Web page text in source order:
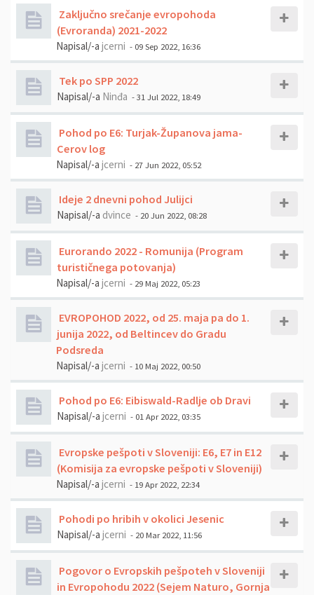
Zaključno srečanje evropohoda
(Evroranda) 2021-2022
Napisal/-a jcerni - 09 Sep 2022, 16:36
Tek po SPP 2022
Napisal/-a Ninđa - 31 Jul 2022, 18:49
Pohod po E6: Turjak-Županova jama-
Cerov log
Napisal/-a jcerni - 27 Jun 2022, 05:52
Ideje 2 dnevni pohod Julijci
Napisal/-a dvince - 20 Jun 2022, 08:28
Eurorando 2022 - Romunija (Program
turističnega potovanja)
Napisal/-a jcerni - 29 Maj 2022, 05:23
EVROPOHOD 2022, od 25. maja pa do 1.
junija 2022, od Beltincev do Gradu
Podsreda
Napisal/-a jcerni - 10 Maj 2022, 00:50
Pohod po E6: Eibiswald-Radlje ob Dravi
Napisal/-a jcerni - 01 Apr 2022, 03:35
Evropske pešpoti v Sloveniji: E6, E7 in E12
(Komisija za evropske pešpoti v Sloveniji)
Napisal/-a jcerni - 19 Apr 2022, 22:34
Pohodi po hribih v okolici Jesenic
Napisal/-a jcerni - 20 Mar 2022, 11:56
Pogovor o Evropskih pešpoteh v Sloveniji
in Evropohodu 2022 (Sejem Naturo, Gornja